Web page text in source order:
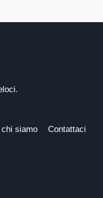
chi siamo Contattaci